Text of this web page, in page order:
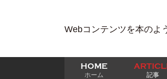
Webコンテンツを本のよ
HOME
ホーム 記事